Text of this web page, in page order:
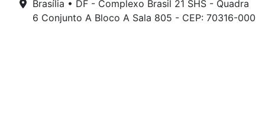
Brasília • DF - Complexo Brasil 21 SHS - Quadra
6 Conjunto A Bloco A Sala 805 - CEP: 70316-000